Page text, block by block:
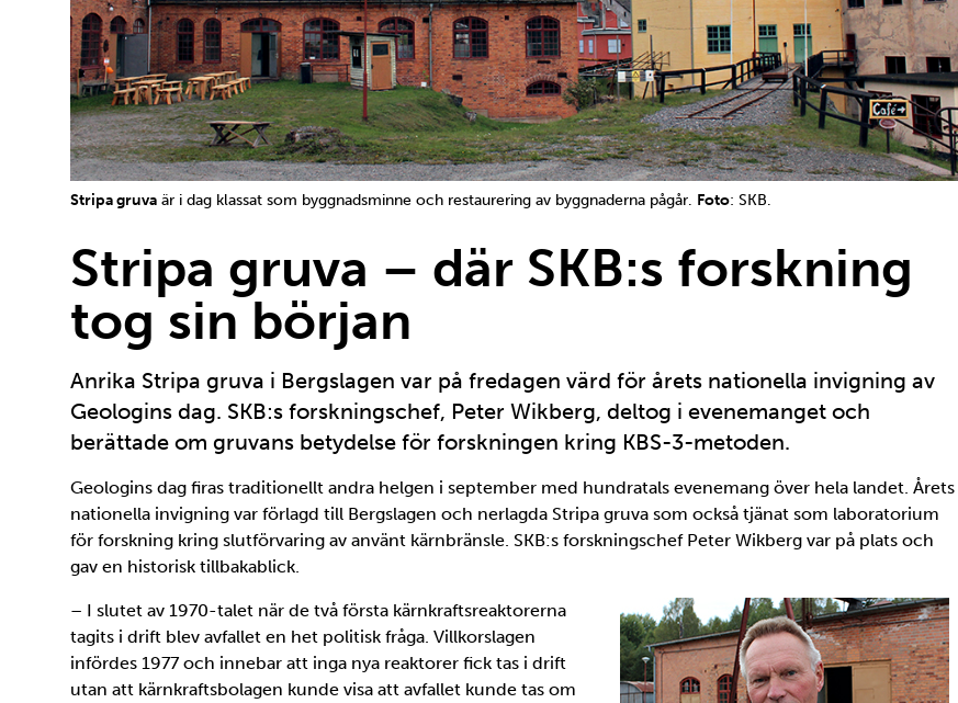
Stripa gruva är i dag klassat som byggnadsminne och restaurering av byggnaderna pågår. Foto: SKB.
Stripa gruva – där SKB:s forskning
tog sin början
Anrika Stripa gruva i Bergslagen var på fredagen värd för årets nationella invigning av
Geologins dag. SKB:s forskningschef, Peter Wikberg, deltog i evenemanget och
berättade om gruvans betydelse för forskningen kring KBS-3-metoden.
Geologins dag firas traditionellt andra helgen i september med hundratals evenemang över hela landet. Årets
nationella invigning var förlagd till Bergslagen och nerlagda Stripa gruva som också tjänat som laboratorium
för forskning kring slutförvaring av använt kärnbränsle. SKB:s forskningschef Peter Wikberg var på plats och
gav en historisk tillbakablick.
– I slutet av 1970-talet när de två första kärnkraftsreaktorerna
tagits i drift blev avfallet en het politisk fråga. Villkorslagen
infördes 1977 och innebar att inga nya reaktorer fick tas i drift
utan att kärnkraftsbolagen kunde visa att avfallet kunde tas om